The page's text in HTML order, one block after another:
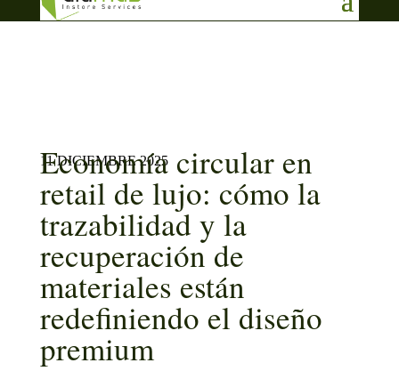
info@aluma3.com
11 DICIEMBRE 2025
Economía circular en
retail de lujo: cómo la
trazabilidad y la
recuperación de
materiales están
redefiniendo el diseño
premium